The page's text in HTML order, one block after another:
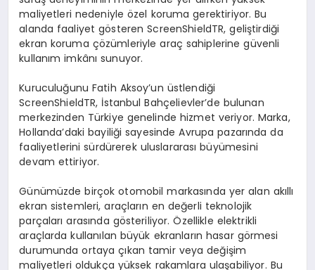
maliyetleri nedeniyle özel koruma gerektiriyor. Bu
alanda faaliyet gösteren ScreenShieldTR, geliştirdiği
ekran koruma çözümleriyle araç sahiplerine güvenli
kullanım imkânı sunuyor.
Kuruculuğunu Fatih Aksoy’un üstlendiği
ScreenShieldTR, İstanbul Bahçelievler’de bulunan
merkezinden Türkiye genelinde hizmet veriyor. Marka,
Hollanda’daki bayiliği sayesinde Avrupa pazarında da
faaliyetlerini sürdürerek uluslararası büyümesini
devam ettiriyor.
Günümüzde birçok otomobil markasında yer alan akıllı
ekran sistemleri, araçların en değerli teknolojik
parçaları arasında gösteriliyor. Özellikle elektrikli
araçlarda kullanılan büyük ekranların hasar görmesi
durumunda ortaya çıkan tamir veya değişim
maliyetleri oldukça yüksek rakamlara ulaşabiliyor. Bu